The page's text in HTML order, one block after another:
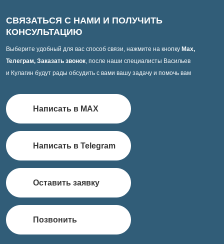
СВЯЗАТЬСЯ С НАМИ И ПОЛУЧИТЬ
КОНСУЛЬТАЦИЮ
Выберите удобный для вас способ связи, нажмите на кнопку Max,
Телеграм, Заказать звонок, после наши специалисты Васильев
и Кулагин будут рады обсудить с вами вашу задачу и помочь вам
Написать в MAX
Написать в Telegram
Оставить заявку
Позвонить